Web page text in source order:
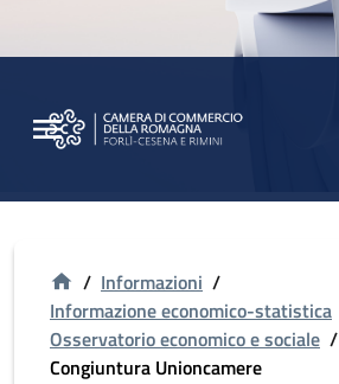
/ Informazioni /
Informazione economico-statistica
Osservatorio economico e sociale /
Congiuntura Unioncamere